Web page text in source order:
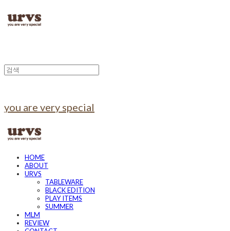
you are very special
HOME
ABOUT
URVS
TABLEWARE
BLACK EDITION
PLAY ITEMS
SUMMER
MLM
REVIEW